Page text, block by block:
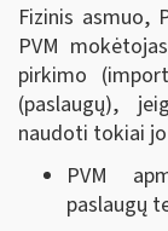
Fizinis asmuo,
PVM
pirkimo
(paslaugų),
naudoti tokiai
PVM
paslaugų